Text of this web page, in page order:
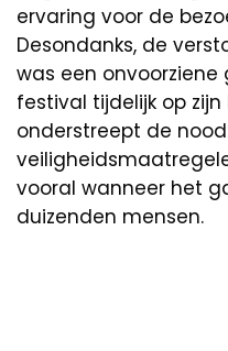
ervaring voor de
Desondanks, de
was een
festival tijdelijk op
onderstreept de
vooral wanneer het
duizenden mensen.